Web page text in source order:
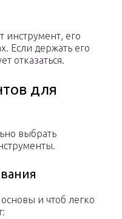
инструмент, его
Если держать его
отказаться.
для
выбрать
и чтоб легко